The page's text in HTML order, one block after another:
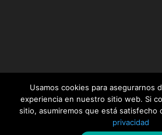
www.docinade.ac.cr |
Usamos cookies para asegurarnos
experiencia en nuestro sitio web. Si
sitio, asumiremos que está satisfecho
privacidad